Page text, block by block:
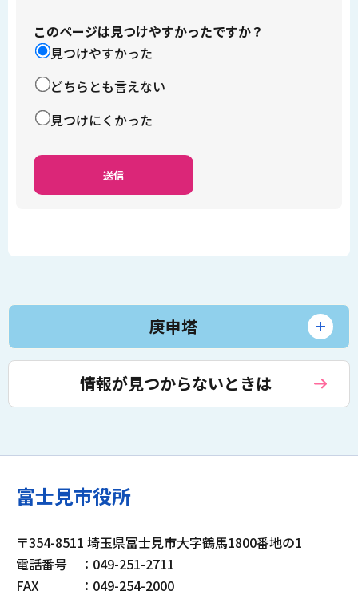
このページは見つけやすかったですか？
見つけやすかった
どちらとも言えない
見つけにくかった
庚申塔
情報が見つからないときは
富士見市役所
〒354-8511 埼玉県富士見市大字鶴馬1800番地の1
電話番号
：049-251-2711
FAX
：049-254-2000